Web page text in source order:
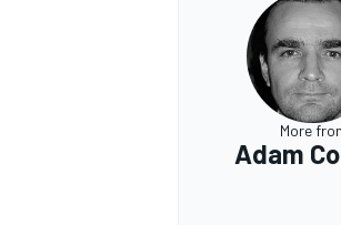
More
Adam